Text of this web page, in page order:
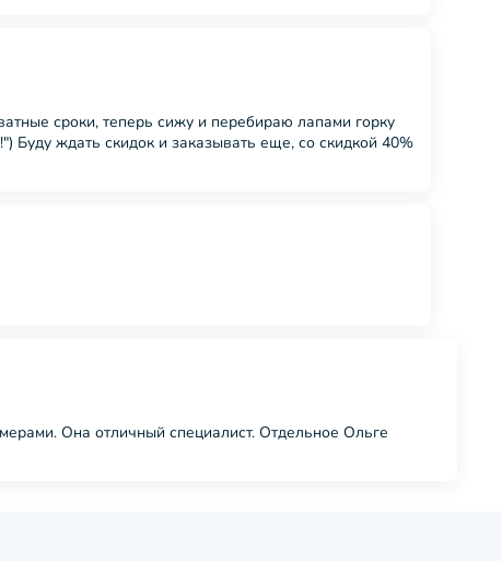
сроки, теперь сижу и перебираю лапами горку
Буду ждать скидок и заказывать еще, со скидкой 40%
Она отличный специалист. Отдельное Ольге